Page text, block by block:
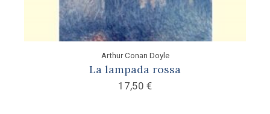
Arthur Conan Doyle
La lampada rossa
17,50 €